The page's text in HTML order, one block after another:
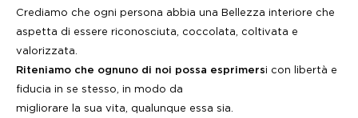
Crediamo che ogni persona abbia una Bellezza interiore che
aspetta di essere riconosciuta, coccolata, coltivata e
valorizzata.
Riteniamo che ognuno di noi possa esprimersi con libertà e
fiducia in se stesso, in modo da
migliorare la sua vita, qualunque essa sia.